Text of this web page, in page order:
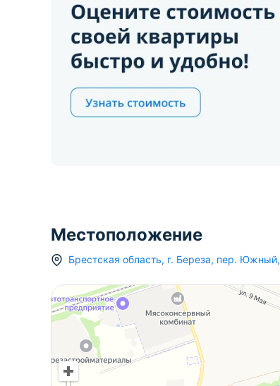
Местоположение
Брестская область, г. Береза, пер. Южный,